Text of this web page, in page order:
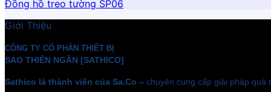
Đồng hồ treo tường SP06
Giới Thiệu
CÔNG TY CỔ PHẦN THIẾT BỊ
SAO THIÊN NGÂN [SATHICO]
Sathico là thành viên của Sa.Co – chuyên cung cấp giải pháp quà